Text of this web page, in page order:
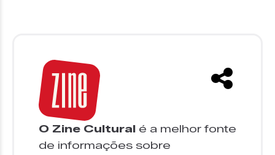
O Zine Cultural é a melhor fonte
de informações sobre